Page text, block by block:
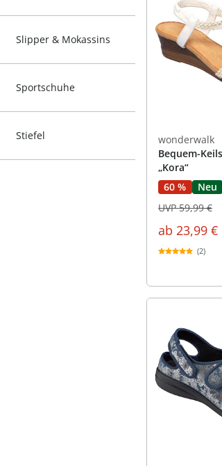
Slipper & Mokassins
Sportschuhe
Stiefel
wonderwalk
Bequem-
„Kora“
60 %
Neu
ab 23,99 €
UVP 59,99 €
(2)